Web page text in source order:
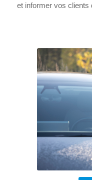
et informer vos clients